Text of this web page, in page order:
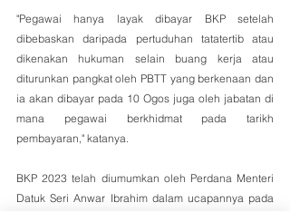
"Pegawai hanya layak dibayar BKP setelah
dibebaskan daripada pertuduhan tatatertib atau
dikenakan hukuman selain buang kerja atau
diturunkan pangkat oleh PBTT yang berkenaan dan
ia akan dibayar pada 10 Ogos juga oleh jabatan di
mana pegawai berkhidmat pada tarikh
pembayaran," katanya.
BKP 2023 telah diumumkan oleh Perdana Menteri
Datuk Seri Anwar Ibrahim dalam ucapannya pada